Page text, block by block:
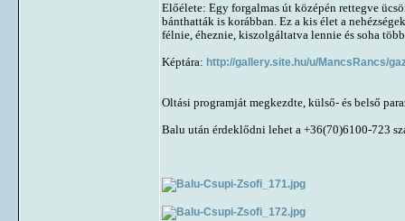
Előélete: Egy forgalmas út középén rettegve
bánthatták is korábban. Ez a kis élet a
félnie, éheznie, kiszolgáltatva lennie és soha
Képtára: http://gallery.site.hu/u/MancsRancs/
Oltási programját megkezdte, külső- és belső
Balu után érdeklődni lehet a +36(70)6100-723